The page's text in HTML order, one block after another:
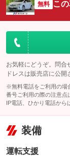
無料 こ
お気軽にどうぞ。問合
ドレスは販売店に公開
※無料電話をご利用の場
番号ご利用の際の注意点
IP電話、ひかり電話から
装備
運転支援